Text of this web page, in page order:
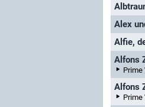
Alex
Alfie,
Alfons
Prime
Alfons
Prime